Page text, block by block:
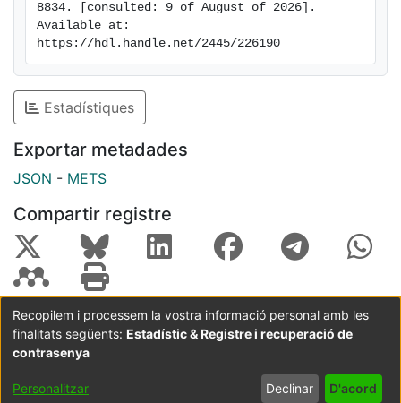
8834. [consulted: 9 of August of 2026].
Available at:
https://hdl.handle.net/2445/226190
Estadístiques
Exportar metadades
JSON - METS
Compartir registre
Coordinació:CRAI UB Avís legal
Metadades
subjectes a:
Configuració
de cookies
privadesa
Recopilem i processem la vostra informació personal amb les
finalitats següents: Estadístic & Registre i recuperació de
contrasenya
Personalitzar Declinar D'acord